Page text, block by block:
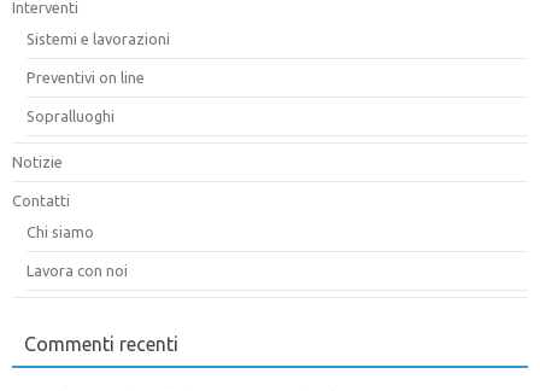
Interventi
Sistemi e lavorazioni
Preventivi on line
Sopralluoghi
Notizie
Contatti
Chi siamo
Lavora con noi
Commenti recenti